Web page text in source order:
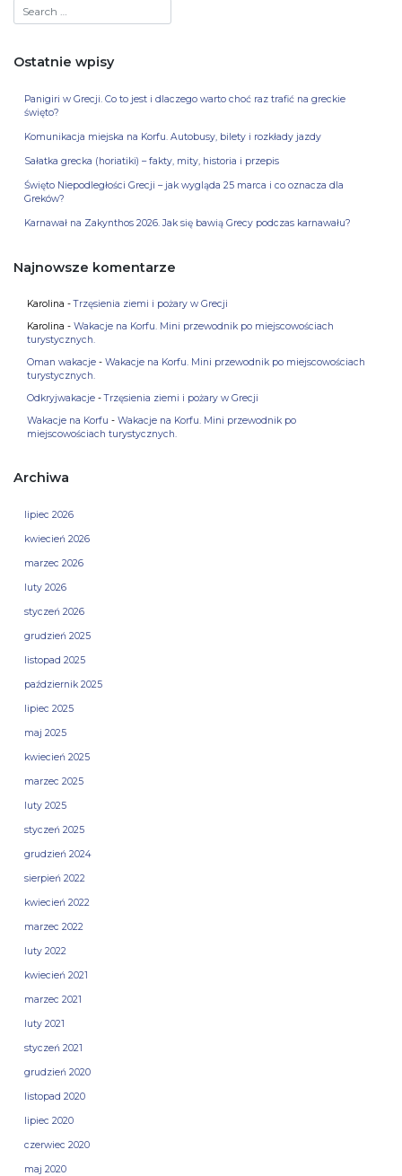
Ostatnie wpisy
Panigiri w Grecji. Co to jest i dlaczego warto choć raz trafić na greckie
święto?
Komunikacja miejska na Korfu. Autobusy, bilety i rozkłady jazdy
Sałatka grecka (horiatiki) – fakty, mity, historia i przepis
Święto Niepodległości Grecji – jak wygląda 25 marca i co oznacza dla
Greków?
Karnawał na Zakynthos 2026. Jak się bawią Grecy podczas karnawału?
Najnowsze komentarze
Karolina -Trzęsienia ziemi i pożary w Grecji
Karolina - Wakacje na Korfu. Mini przewodnik po miejscowościach
turystycznych.
Oman wakacje - Wakacje na Korfu. Mini przewodnik po miejscowościach
turystycznych.
Odkryjwakacje -Trzęsienia ziemi i pożary w Grecji
Wakacje na Korfu - Wakacje na Korfu. Mini przewodnik po
miejscowościach turystycznych.
Archiwa
lipiec 2026
kwiecień 2026
marzec 2026
luty 2026
styczeń 2026
grudzień 2025
listopad 2025
październik 2025
lipiec 2025
maj 2025
kwiecień 2025
marzec 2025
luty 2025
styczeń 2025
grudzień 2024
sierpień 2022
kwiecień 2022
marzec 2022
luty 2022
kwiecień 2021
marzec 2021
luty 2021
styczeń 2021
grudzień 2020
listopad 2020
lipiec 2020
czerwiec 2020
maj 2020